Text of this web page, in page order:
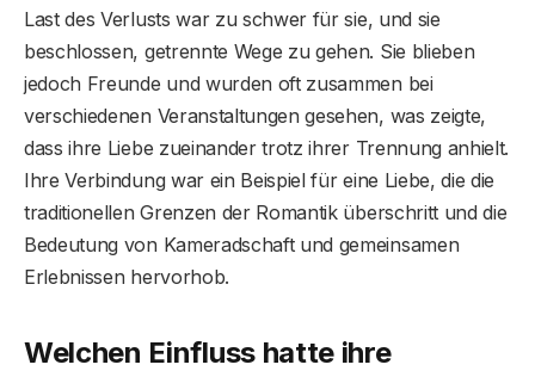
Last des Verlusts war zu schwer für sie, und sie
beschlossen, getrennte Wege zu gehen. Sie blieben
jedoch Freunde und wurden oft zusammen bei
verschiedenen Veranstaltungen gesehen, was zeigte,
dass ihre Liebe zueinander trotz ihrer Trennung anhielt.
Ihre Verbindung war ein Beispiel für eine Liebe, die die
traditionellen Grenzen der Romantik überschritt und die
Bedeutung von Kameradschaft und gemeinsamen
Erlebnissen hervorhob.
Welchen Einfluss hatte ihre